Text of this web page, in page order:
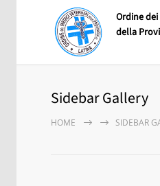
Ordine
della
Sidebar Gallery
HOME SIDEBAR